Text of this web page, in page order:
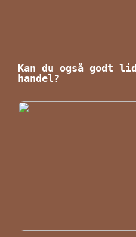
Kan du også godt
handel?